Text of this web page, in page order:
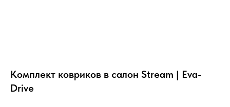
Комплект ковриков в салон Stream | Eva-
Drive